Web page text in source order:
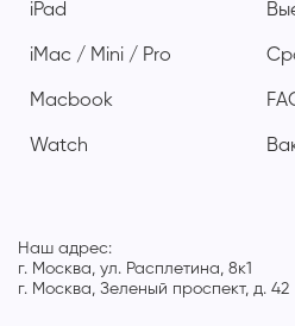
iPad
iMac / Mini / Pro
Macbook
Watch
Наш адрес:
г. Москва, ул. Расплетина, 8к1
г. Москва, Зеленый проспект, д. 42